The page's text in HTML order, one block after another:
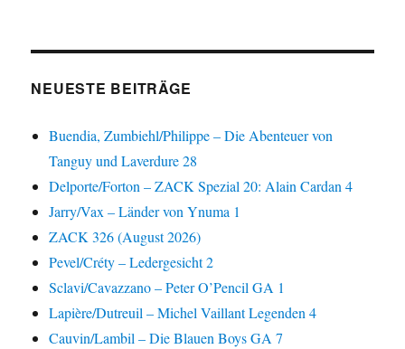
NEUESTE BEITRÄGE
Buendia, Zumbiehl/Philippe – Die Abenteuer von
Tanguy und Laverdure 28
Delporte/Forton – ZACK Spezial 20: Alain Cardan 4
Jarry/Vax – Länder von Ynuma 1
ZACK 326 (August 2026)
Pevel/Créty – Ledergesicht 2
Sclavi/Cavazzano – Peter O’Pencil GA 1
Lapière/Dutreuil – Michel Vaillant Legenden 4
Cauvin/Lambil – Die Blauen Boys GA 7